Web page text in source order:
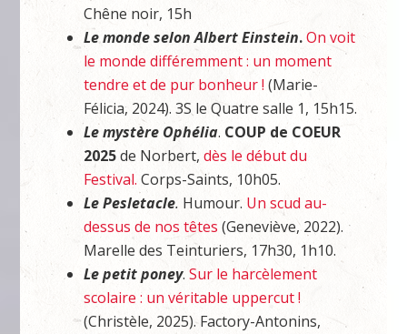
Chêne noir, 15h
Le monde selon Albert Einstein.On voit
le monde différemment : un moment
tendre et de pur bonheur ! (Marie-
Félicia, 2024). 3S le Quatre salle 1, 15h15.
Le mystère Ophélia. COUP de COEUR
2025de Norbert,dès le début du
Festival. Corps-Saints, 10h05.
Le Pesletacle. Humour. Un scud au-
dessus de nos têtes (Geneviève, 2022).
Marelle des Teinturiers, 17h30, 1h10.
Le petit poney.Sur le harcèlement
scolaire : un véritable uppercut !
(Christèle, 2025). Factory-Antonins,